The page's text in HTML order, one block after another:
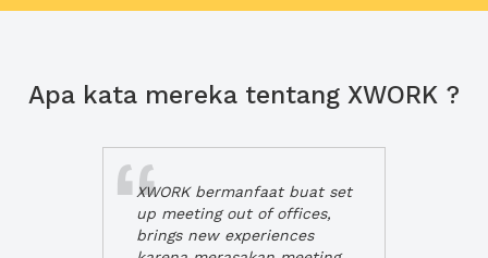
Apa kata mereka tentang XWORK ?
XWORK bermanfaat buat set
up meeting out of offices,
brings new experiences